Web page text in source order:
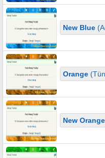
New Blue
Orange
New Orange